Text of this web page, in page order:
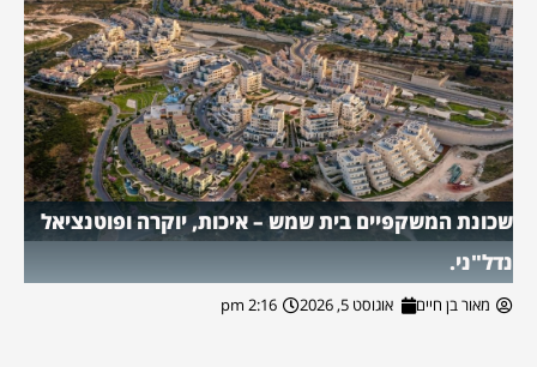
שכונת המשקפיים בית שמש – איכות, יוקרה ופוטנציאל
נדל"ני.
מאור בן חיים אוגוסט 5, 2026 2:16 pm